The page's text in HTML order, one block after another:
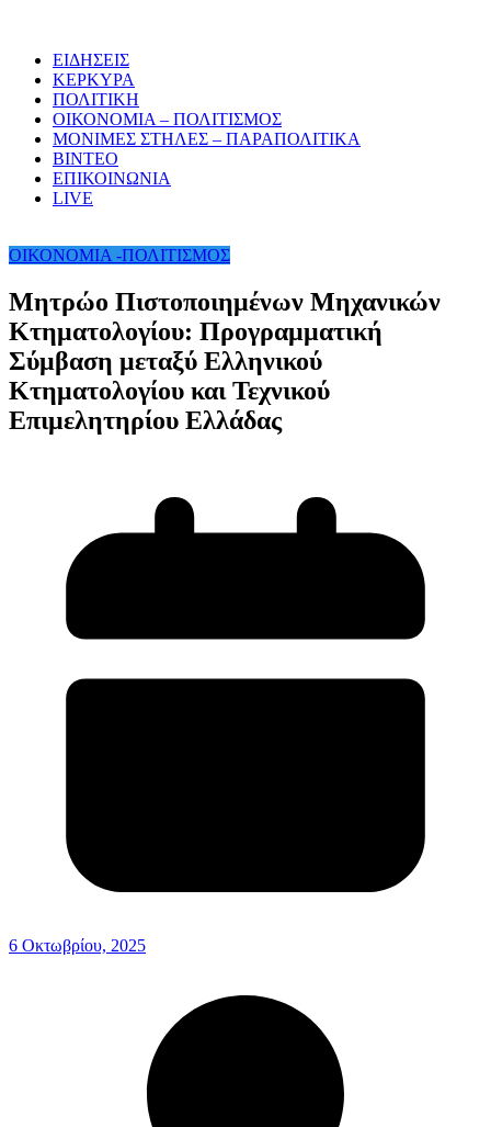
ΕΙΔΗΣΕΙΣ
ΚΕΡΚΥΡΑ
ΠΟΛΙΤΙΚΗ
ΟΙΚΟΝΟΜΙΑ – ΠΟΛΙΤΙΣΜΟΣ
ΜΟΝΙΜΕΣ ΣΤΗΛΕΣ – ΠΑΡΑΠΟΛΙΤΙΚΑ
ΒΙΝΤΕΟ
ΕΠΙΚΟΙΝΩΝΙΑ
LIVE
ΟΙΚΟΝΟΜΙΑ -ΠΟΛΙΤΙΣΜΟΣ
Μητρώο Πιστοποιημένων Μηχανικών
Κτηματολογίου: Προγραμματική
Σύμβαση μεταξύ Ελληνικού
Κτηματολογίου και Τεχνικού
Επιμελητηρίου Ελλάδας
6 Οκτωβρίου, 2025